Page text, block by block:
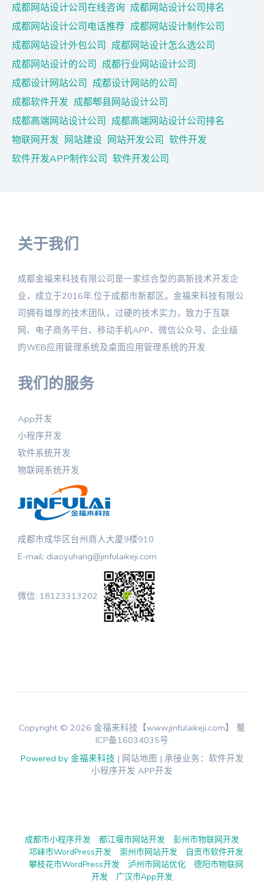
成都网站设计公司在线咨询 成都网站设计公司排名
成都网站设计公司电话推荐 成都网站设计制作公司
成都网站设计外包公司 成都网站设计怎么选公司
成都网站设计的公司 成都行业网站设计公司
成都设计网站公司 成都设计网站的公司
成都软件开发 成都郫县网站设计公司
成都高端网站设计公司 成都高端网站设计公司排名
物联网开发 网站建设 网站开发公司 软件开发
软件开发APP制作公司 软件开发公司
关于我们
成都金福来科技有限公司是一家综合型的高新技术开发企
业，成立于2016年,位于成都市新都区。金福来科技有限公
司拥有雄厚的技术团队，过硬的技术实力，致力于互联
网、电子商务平台、移动手机APP、微信公众号、企业级
的WEB应用管理系统及桌面应用管理系统的开发
我们的服务
App开发
小程序开发
软件系统开发
物联网系统开发
成都市成华区台州商人大厦9楼910
E-mail: diaoyuhang@jinfulaikeji.com
微信: 18123313202
Copyright © 2026 金福来科技【www.jinfulaikeji.com】 蜀
ICP备16034035号
Powered by 金福来科技 | 网站地图 | 承接业务：软件开发
小程序开发 APP开发
成都市小程序开发 都江堰市网站开发
彭州市物联网开发
邛崃市WordPress开发
崇州市网站开发
自贡市软件开发
攀枝花市WordPress开发
泸州市网站优化
德阳市物联网
开发
广汉市App开发